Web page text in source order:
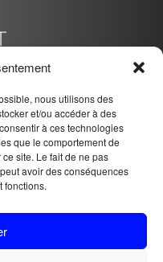
nous utilisons des
et/ou accéder à des
à ces technologies
que le comportement de
site. Le fait de ne pas
avoir des conséquences
fonctions.
C y D
088 221